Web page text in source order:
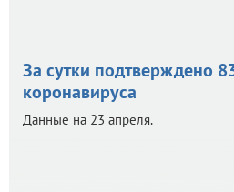
За сутки подтверждено
коронавируса
Данные на 23 апреля.